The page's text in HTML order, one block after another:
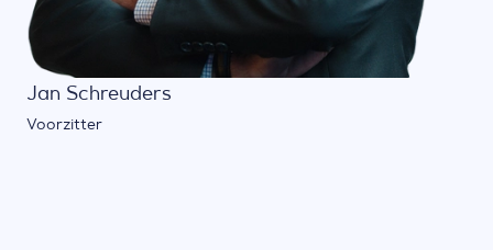
Jan Schreuders
Voorzitter